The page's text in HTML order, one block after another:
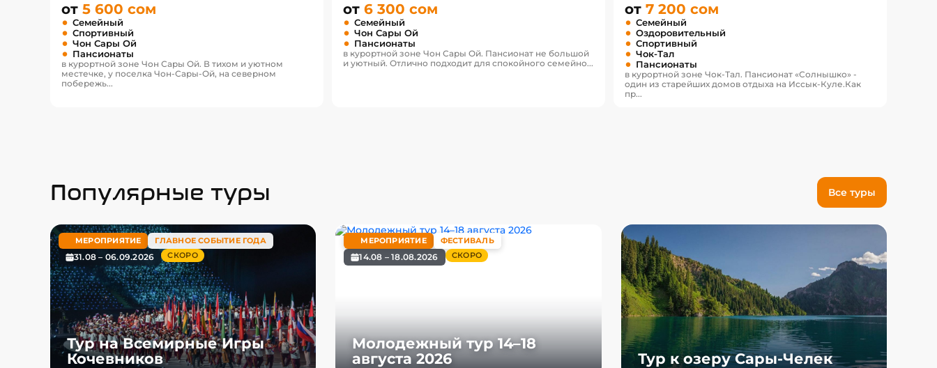
от 5 600 сом
Семейный
Спортивный
Чон Сары Ой
Пансионаты
в курортной зоне Чон Сары Ой. В тихом и уютном
местечке, у поселка Чон-Сары-Ой, на северном
побережь...
от 6 300 сом
Семейный
Чон Сары Ой
Пансионаты
в курортной зоне Чон Сары Ой. Пансионат не большой
и уютный. Отлично подходит для спокойного семейно...
от 7 200 сом
Семейный
Оздоровительный
Спортивный
Чок-Тал
Пансионаты
в курортной зоне Чок-Тал. Пансионат «Солнышко» -
один из старейших домов отдыха на Иссык-Куле.Как
пр...
Популярные туры Все туры
МЕРОПРИЯТИЕ ГЛАВНОЕ СОБЫТИЕ ГОДА
31.08 – 06.09.2026 СКОРО
Тур на Всемирные Игры
Кочевников
МЕРОПРИЯТИЕ ФЕСТИВАЛЬ
14.08 – 18.08.2026 СКОРО
Молодежный тур 14–18
августа 2026
Тур к озеру Сары-Челек